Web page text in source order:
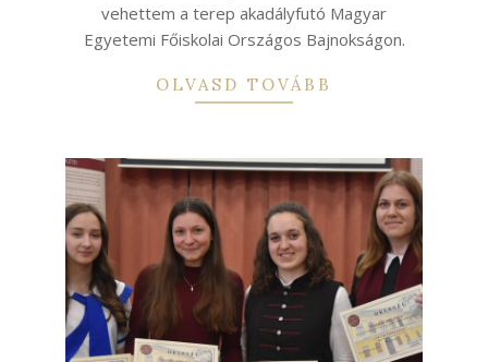
vehettem a terep akadályfutó Magyar
Egyetemi Főiskolai Országos Bajnokságon.
OLVASD TOVÁBB